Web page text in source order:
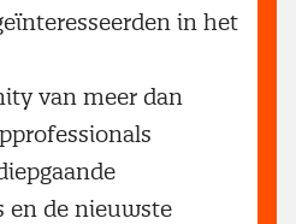
in het
van meer dan
en de nieuwste